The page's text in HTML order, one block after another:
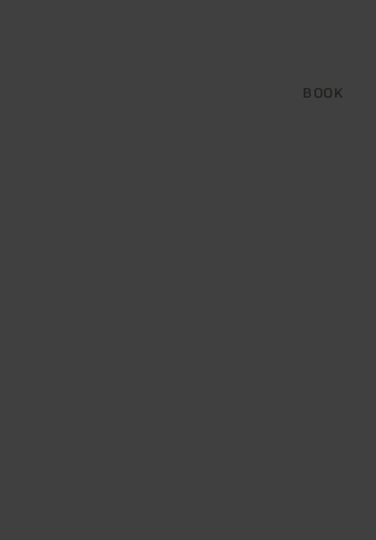
BOOK